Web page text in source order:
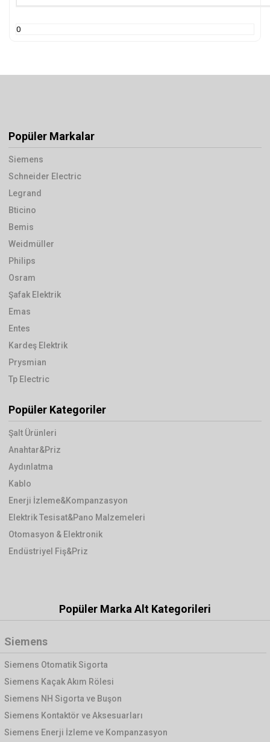
0
Popüler Markalar
Siemens
Schneider Electric
Legrand
Bticino
Bemis
Weidmüller
Philips
Osram
Şafak Elektrik
Emas
Entes
Kardeş Elektrik
Prysmian
Tp Electric
Popüler Kategoriler
Şalt Ürünleri
Anahtar&Priz
Aydınlatma
Kablo
Enerji İzleme&Kompanzasyon
Elektrik Tesisat&Pano Malzemeleri
Otomasyon & Elektronik
Endüstriyel Fiş&Priz
Popüler Marka Alt Kategorileri
Siemens
Siemens Otomatik Sigorta
Siemens Kaçak Akım Rölesi
Siemens NH Sigorta ve Buşon
Siemens Kontaktör ve Aksesuarları
Siemens Enerji İzleme ve Kompanzasyon